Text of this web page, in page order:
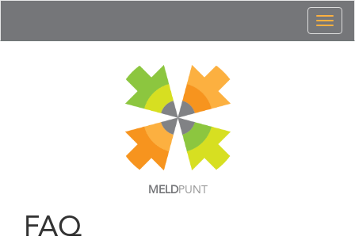
MELDPUNT
FAQ